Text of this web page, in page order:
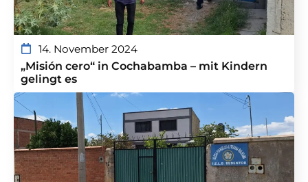
14. November 2024
„Misión cero“ in Cochabamba – mit Kindern
gelingt es